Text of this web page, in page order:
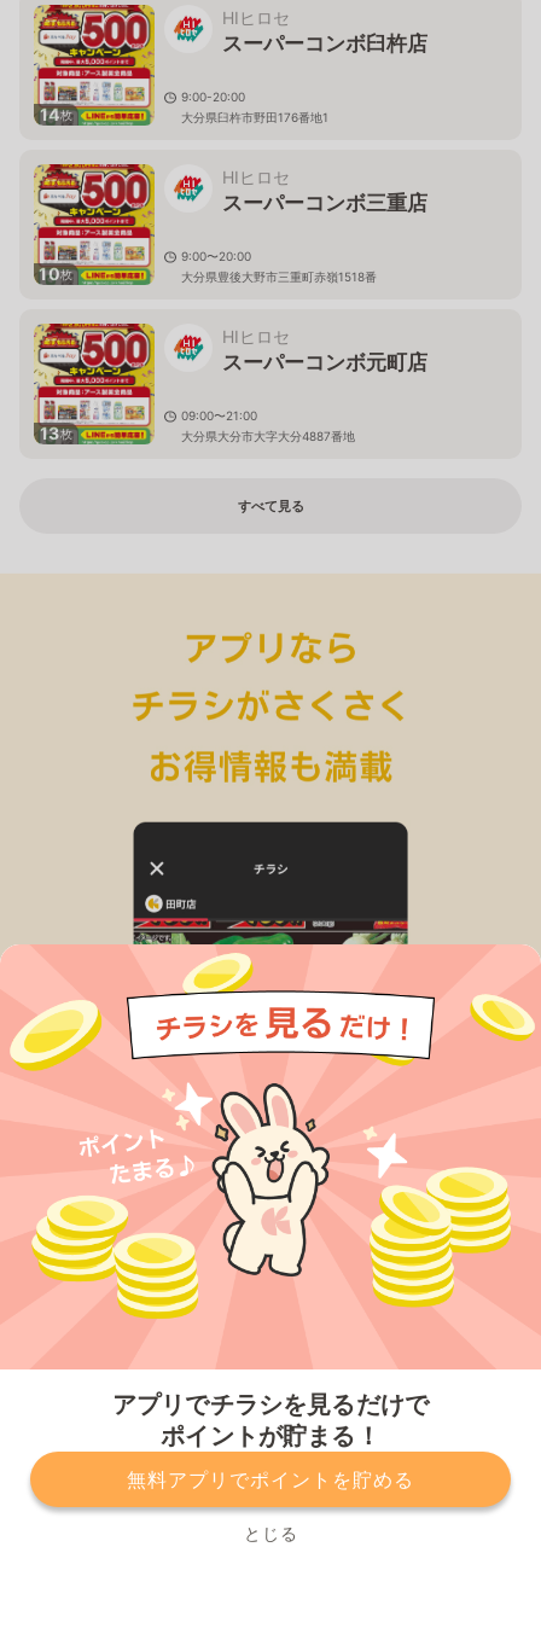
アプリでチラシを見るだけで
ポイントが貯まる！
無料アプリでポイントを貯める
とじる
14枚
HIヒロセ
スーパーコンボ臼杵店
9:00-20:00
大分県臼杵市野田176番地1
10枚
HIヒロセ
スーパーコンボ三重店
9:00〜20:00
大分県豊後大野市三重町赤嶺1518番
13枚
HIヒロセ
スーパーコンボ元町店
09:00〜21:00
大分県大分市大字大分4887番地
すべて見る
プライバシーポリシー 利用規約
運営会社
サービスに関してのお問い合わせ